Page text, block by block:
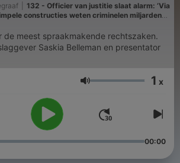
132 - Officier van justitie slaat alarm: ‘Via
constructies weten criminelen miljarden
de meest spraakmakende rechtszaken.
Saskia Belleman en presentator
Volume 1 x
00:00